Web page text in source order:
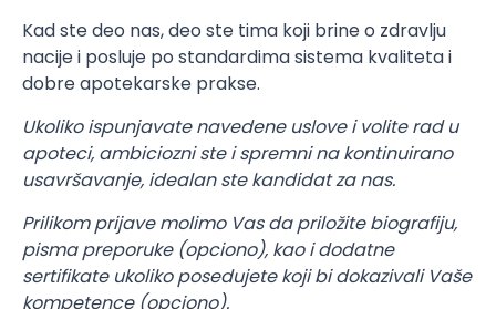
Kad ste deo nas, deo ste tima koji brine o zdravlju
nacije i posluje po standardima sistema kvaliteta i
dobre apotekarske prakse.
Ukoliko ispunjavate navedene uslove i volite rad u
apoteci, ambiciozni ste i spremni na kontinuirano
usavršavanje, idealan ste kandidat za nas.
Prilikom prijave molimo Vas da priložite biografiju,
pisma preporuke (opciono), kao i dodatne
sertifikate ukoliko posedujete koji bi dokazivali Vaše
kompetence (opciono).